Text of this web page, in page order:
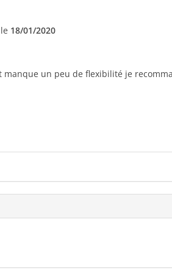
le 18/01/2020
un peu de flexibilité je